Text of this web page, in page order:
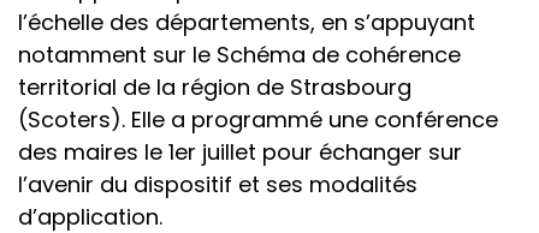
l’échelle des départements, en s’appuyant
notamment sur le Schéma de cohérence
territorial de la région de Strasbourg
(Scoters). Elle a programmé une conférence
des maires le 1er juillet pour échanger sur
l’avenir du dispositif et ses modalités
d’application.